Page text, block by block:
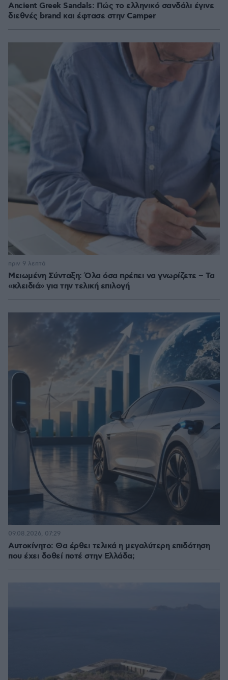
Ancient Greek Sandals: Πώς το ελληνικό σανδάλι έγινε
διεθνές brand και έφτασε στην Camper
Μειωμένη Σύνταξη: Όλα όσα πρέπει να γνωρίζετε – Τα
«κλειδιά» για την τελική επιλογή
πριν 9 λεπτά
Αυτοκίνητο: Θα έρθει τελικά η μεγαλύτερη επιδότηση
που έχει δοθεί ποτέ στην Ελλάδα;
09.08.2026, 07:29